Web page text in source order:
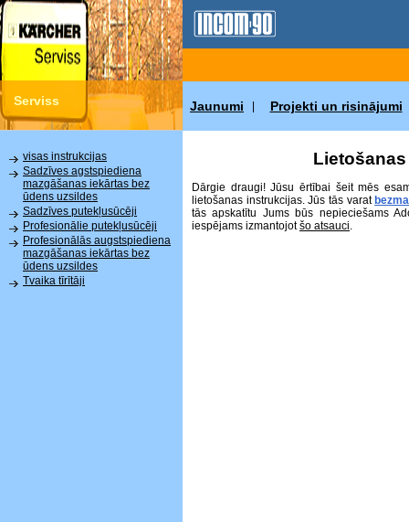
Serviss Jaunumi Projekti un risinājumi
visas instrukcijas
Sadzīves agstspiediena
mazgāšanas iekārtas bez
ūdens uzsildes
Sadzīves putekļusūcēji
Profesionālie putekļusūcēji
Profesionālās augstspiediena
mazgāšanas iekārtas bez
ūdens uzsildes
Tvaika tīrītāji
Dārgie draugi! Jūsu ērtībai šeit mēs
lietošanas instrukcijas. Jūs tās varat
tās apskatītu Jums būs nepieciešams
iespējams izmantojotšo atsauci.